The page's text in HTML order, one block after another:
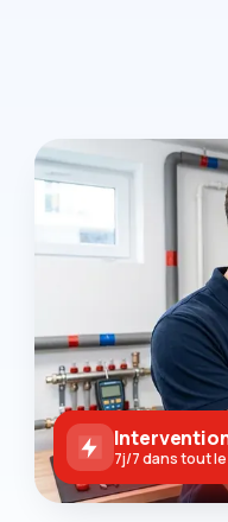
7j/7 dans tout le